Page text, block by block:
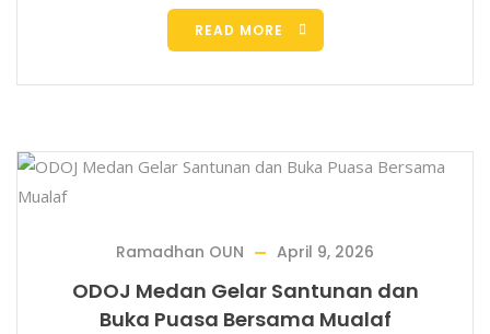
READ MORE
Ramadhan OUN April 9, 2026
ODOJ Medan Gelar Santunan dan
Buka Puasa Bersama Mualaf